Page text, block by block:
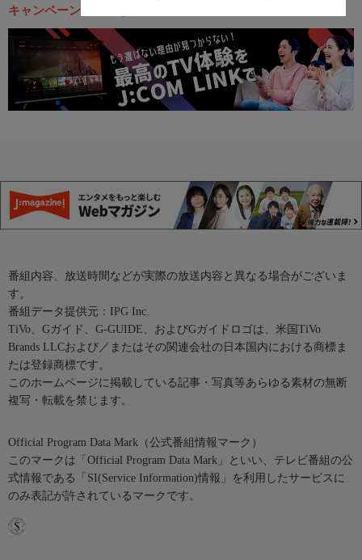
キャンペーン・お得な情報
番組内容、放送時間などが実際の放送内容と異なる場合がございま
す。
番組データ提供元：IPG Inc.
TiVo、Gガイド、G-GUIDE、およびGガイドロゴは、米国TiVo
Brands LLCおよび／またはその関連会社の日本国内における商標ま
たは登録商標です。
このホームページに掲載している記事・写真等あらゆる素材の無断
複写・転載を禁じます。
Official Program Data Mark（公式番組情報マーク）
このマークは「Official Program Data Mark」といい、テレビ番組の公
式情報である「SI(Service Information)情報」を利用したサービスに
のみ表記が許されているマークです。